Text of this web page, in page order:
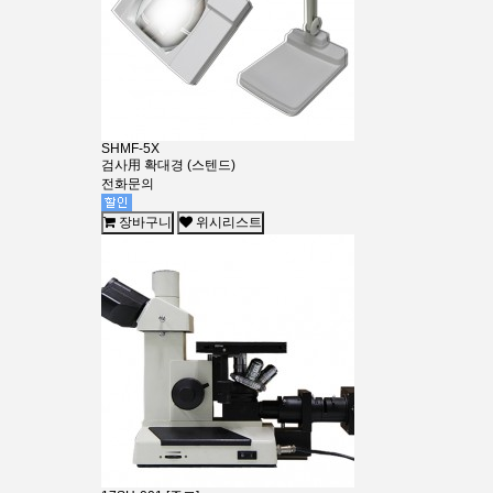
SHMF-5X
검사用 확대경 (스텐드)
전화문의
장바구니 위시리스트